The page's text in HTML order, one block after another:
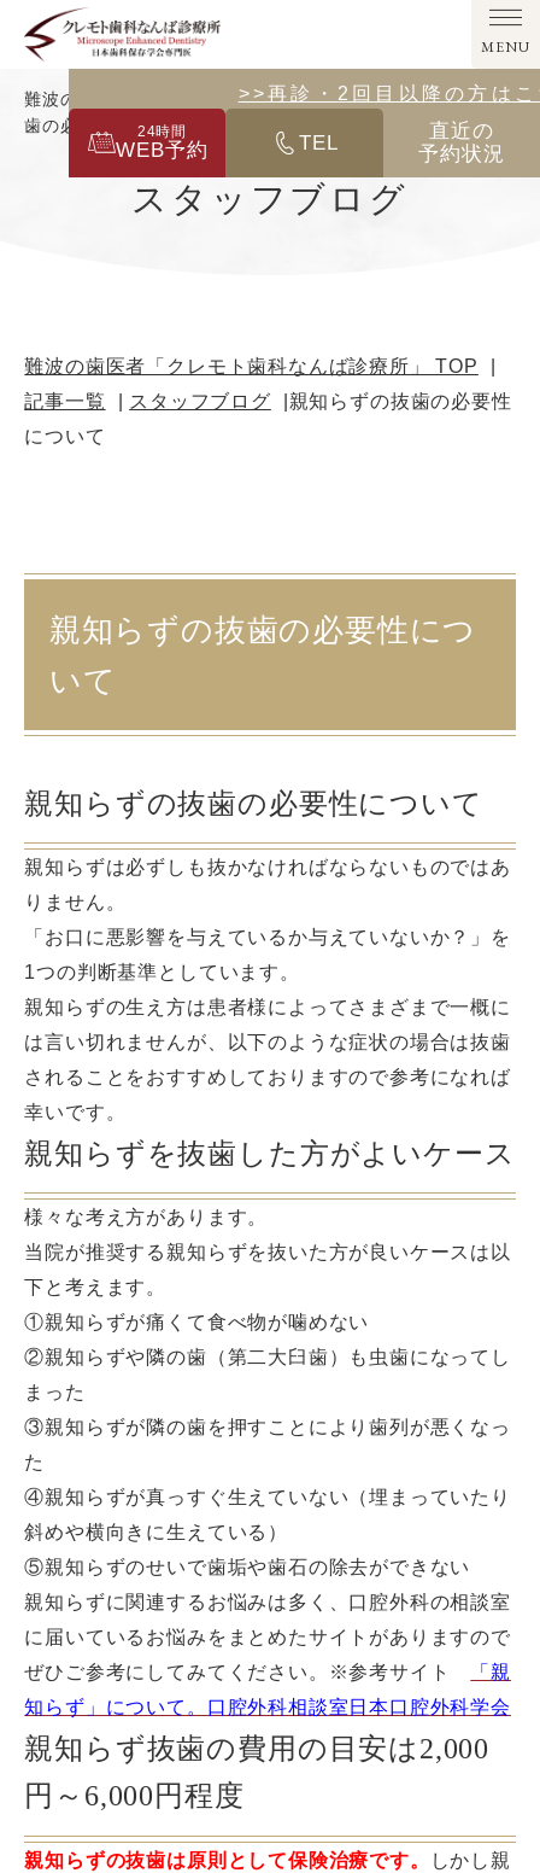
難波の歯医者「クレモト歯科なんば診療所」｜親知らずの抜
歯の必要性について
スタッフブログ
難波の歯医者「クレモト歯科なんば診療所」 TOP
記事一覧
スタッフブログ
親知らずの抜歯の必要性
について
親知らずの抜歯の必要性につ
いて
親知らずの抜歯の必要性について
親知らずは必ずしも抜かなければならないものではあ
りません。
「お口に悪影響を与えているか与えていないか？」を
1つの判断基準としています。
親知らずの生え方は患者様によってさまざまで一概に
は言い切れませんが、以下のような症状の場合は抜歯
されることをおすすめしておりますので参考になれば
幸いです。
親知らずを抜歯した方がよいケース
様々な考え方があります。
当院が推奨する親知らずを抜いた方が良いケースは以
下と考えます。
①親知らずが痛くて食べ物が噛めない
②親知らずや隣の歯（第二大臼歯）も虫歯になってし
まった
③親知らずが隣の歯を押すことにより歯列が悪くなっ
た
④親知らずが真っすぐ生えていない（埋まっていたり
斜めや横向きに生えている）
⑤親知らずのせいで歯垢や歯石の除去ができない
親知らずに関連するお悩みは多く、口腔外科の相談室
に届いているお悩みをまとめたサイトがありますので
ぜひご参考にしてみてください。※参考サイト
「親
知らず」について。口腔外科相談室日本口腔外科学会
親知らず抜歯の費用の目安は2,000
円～6,000円程度
親知らずの抜歯は原則として保険治療です。
しかし親
MENU
WEB予約
24時間 TEL
直近の
予約状況
>>その他の診療メニューは
>>再診・2回目以降の方は